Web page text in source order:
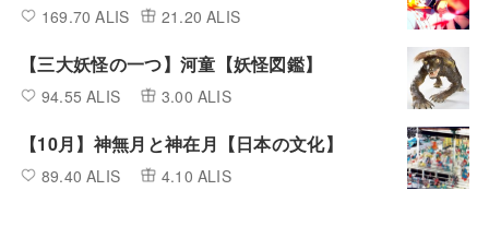
169.70 ALIS 21.20 ALIS
【三大妖怪の一つ】河童【妖怪図鑑】
94.55 ALIS 3.00 ALIS
【10月】神無月と神在月【日本の文化】
89.40 ALIS 4.10 ALIS